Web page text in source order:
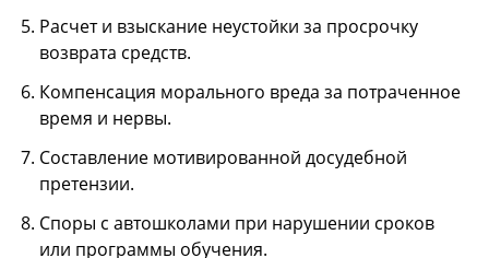
Расчет и взыскание неустойки за просрочку
возврата средств.
Компенсация морального вреда за потраченное
время и нервы.
Составление мотивированной досудебной
претензии.
Споры с автошколами при нарушении сроков
или программы обучения.